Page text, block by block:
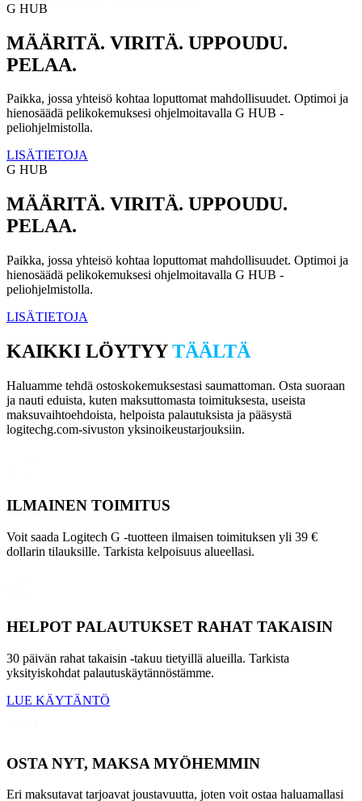
G HUB
MÄÄRITÄ. VIRITÄ. UPPOUDU.
PELAA.
Paikka, jossa yhteisö kohtaa loputtomat mahdollisuudet. Optimoi ja
hienosäädä pelikokemuksesi ohjelmoitavalla G HUB -
peliohjelmistolla.
LISÄTIETOJA
G HUB
MÄÄRITÄ. VIRITÄ. UPPOUDU.
PELAA.
Paikka, jossa yhteisö kohtaa loputtomat mahdollisuudet. Optimoi ja
hienosäädä pelikokemuksesi ohjelmoitavalla G HUB -
peliohjelmistolla.
LISÄTIETOJA
KAIKKI LÖYTYYTÄÄLTÄ
Haluamme tehdä ostoskokemuksestasi saumattoman. Osta suoraan
ja nauti eduista, kuten maksuttomasta toimituksesta, useista
maksuvaihtoehdoista, helpoista palautuksista ja pääsystä
logitechg.com-sivuston yksinoikeustarjouksiin.
ILMAINEN TOIMITUS
Voit saada Logitech G -tuotteen ilmaisen toimituksen yli 39 €
dollarin tilauksille. Tarkista kelpoisuus alueellasi.
HELPOT PALAUTUKSET RAHAT TAKAISIN
30 päivän rahat takaisin -takuu tietyillä alueilla. Tarkista
yksityiskohdat palautuskäytännöstämme.
LUE KÄYTÄNTÖ
OSTA NYT, MAKSA MYÖHEMMIN
Eri maksutavat tarjoavat joustavuutta, joten voit ostaa haluamallasi